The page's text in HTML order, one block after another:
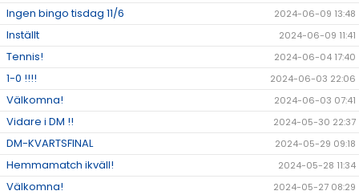
Ingen bingo tisdag 11/6 2024-06-09 13:48
Inställt 2024-06-09 11:41
Tennis! 2024-06-04 17:40
1-0 !!!! 2024-06-03 22:06
Välkomna! 2024-06-03 07:41
Vidare i DM !! 2024-05-30 22:37
DM-KVARTSFINAL 2024-05-29 09:18
Hemmamatch ikväll! 2024-05-28 11:34
Välkomna! 2024-05-27 08:29